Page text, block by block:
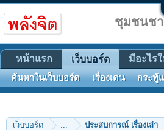
เว็บบอร์ด ... ประสบการณ์ เรื่องเล่า
ชุมชนช
หน้าแรก เว็บบอร์ด
ค้นหาในเว็บบอร์ด เรื่องเด่น กระทู้
มีอะไร